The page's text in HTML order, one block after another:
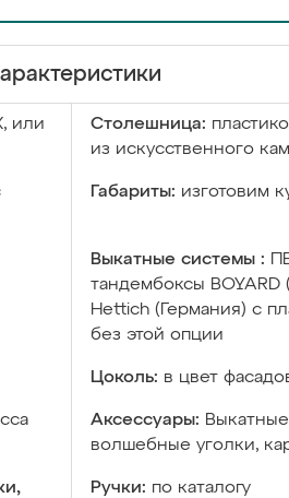
или
Столешница:
из искусственного
Габариты: изготовим
Выкатные системы :
тандембоксы BOYARD
Hettich (Германия) с
без этой опции
Цоколь: в цвет
Аксессуары:
волшебные уголки,
Ручки: по каталогу